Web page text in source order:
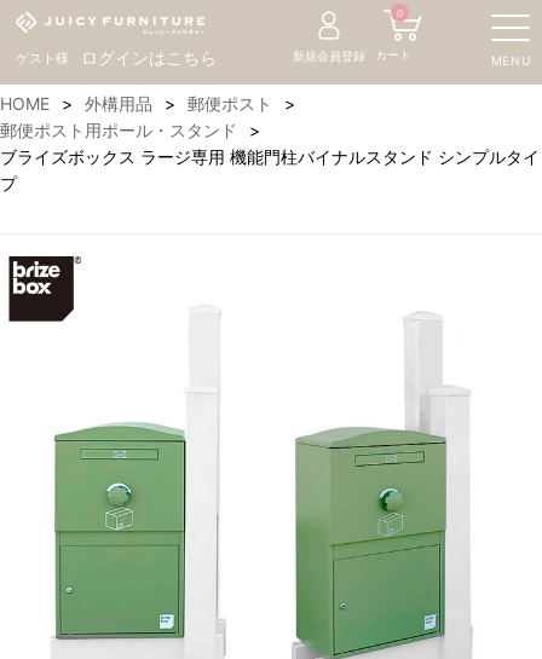
ゲスト様 ログインはこちら MENU
新規会員登録 カート
0
HOME 外構用品
郵便ポスト
郵便ポスト用ポール・スタンド
ブライズボックス ラージ専用 機能門柱バイナルスタンド シンプルタイ
プ